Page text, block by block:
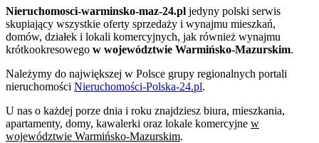
Nieruchomosci-warminsko-maz-24.pl jedyny polski serwis
skupiający wszystkie oferty sprzedaży i wynajmu mieszkań,
domów, działek i lokali komercyjnych, jak również wynajmu
krótkookresowego w województwie Warmińsko-Mazurskim.
Należymy do największej w Polsce grupy regionalnych portali
nieruchomości Nieruchomości-Polska-24.pl.
U nas o każdej porze dnia i roku znajdziesz biura, mieszkania,
apartamenty, domy, kawalerki oraz lokale komercyjne w
województwie Warmińsko-Mazurskim.